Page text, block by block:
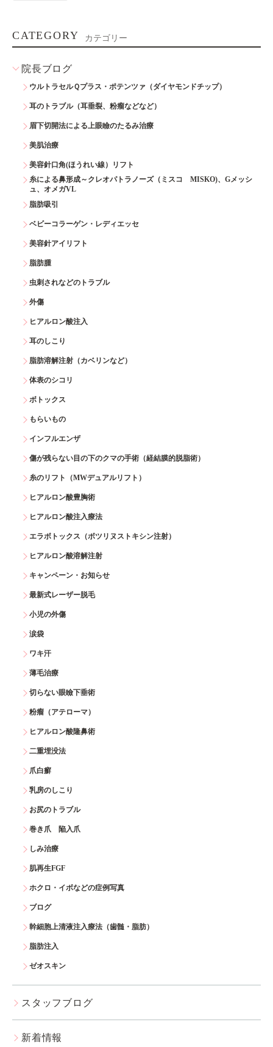
CATEGORY カテゴリー
院長ブログ
ウルトラセルＱプラス・ポテンツァ（ダイヤモンドチップ）
耳のトラブル（耳垂裂、粉瘤などなど）
眉下切開法による上眼瞼のたるみ治療
美肌治療
美容針口角(ほうれい線）リフト
糸による鼻形成～クレオパトラノーズ（ミスコ MISKO)、Gメッシ
ュ、オメガVL
脂肪吸引
ベビーコラーゲン・レディエッセ
美容針アイリフト
脂肪腫
虫刺されなどのトラブル
外傷
ヒアルロン酸注入
耳のしこり
脂肪溶解注射（カベリンなど）
体表のシコリ
ボトックス
もらいもの
インフルエンザ
傷が残らない目の下のクマの手術（経結膜的脱脂術）
糸のリフト（MWデュアルリフト）
ヒアルロン酸豊胸術
ヒアルロン酸注入療法
エラボトックス（ボツリヌストキシン注射）
ヒアルロン酸溶解注射
キャンペーン・お知らせ
最新式レーザー脱毛
小児の外傷
涙袋
ワキ汗
薄毛治療
切らない眼瞼下垂術
粉瘤（アテローマ）
ヒアルロン酸隆鼻術
二重埋没法
爪白癬
乳房のしこり
お尻のトラブル
巻き爪 陥入爪
しみ治療
肌再生FGF
ホクロ・イボなどの症例写真
ブログ
幹細胞上清液注入療法（歯髄・脂肪）
脂肪注入
ゼオスキン
スタッフブログ
新着情報